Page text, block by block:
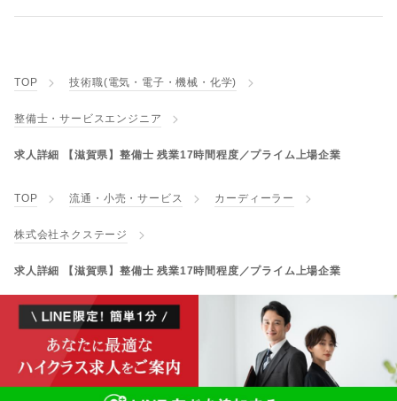
TOP 技術職(電気・電子・機械・化学)
整備士・サービスエンジニア
求人詳細 【滋賀県】整備士 残業17時間程度／プライム上場企業
TOP 流通・小売・サービス カーディーラー
株式会社ネクステージ
求人詳細 【滋賀県】整備士 残業17時間程度／プライム上場企業